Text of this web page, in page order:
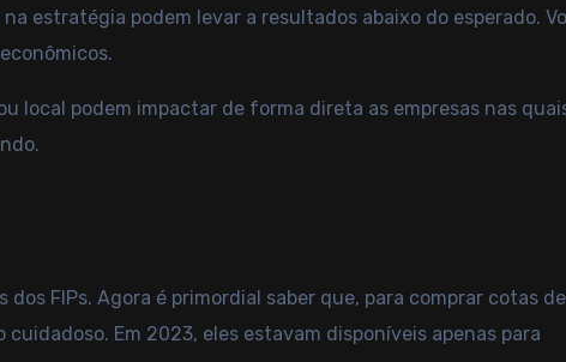
estratégia podem levar a resultados abaixo do esperado.
local podem impactar de forma direta as empresas nas
FIPs. Agora é primordial saber que, para comprar cotas
Em 2023, eles estavam disponíveis apenas para